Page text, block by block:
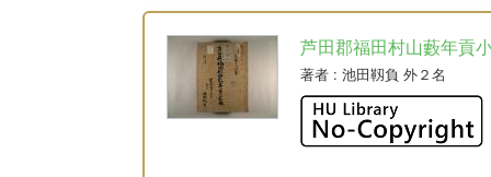
芦田郡福田村山藪年貢
著者 : 池田靱負 外２名